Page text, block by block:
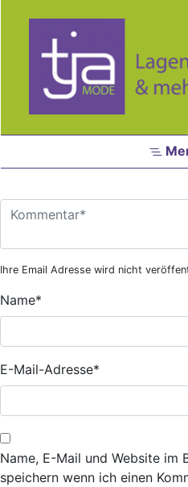
Ihre Email Adresse wird nicht
Name*
E-Mail-Adresse*
Name, E-Mail und Website im
speichern wenn ich einen